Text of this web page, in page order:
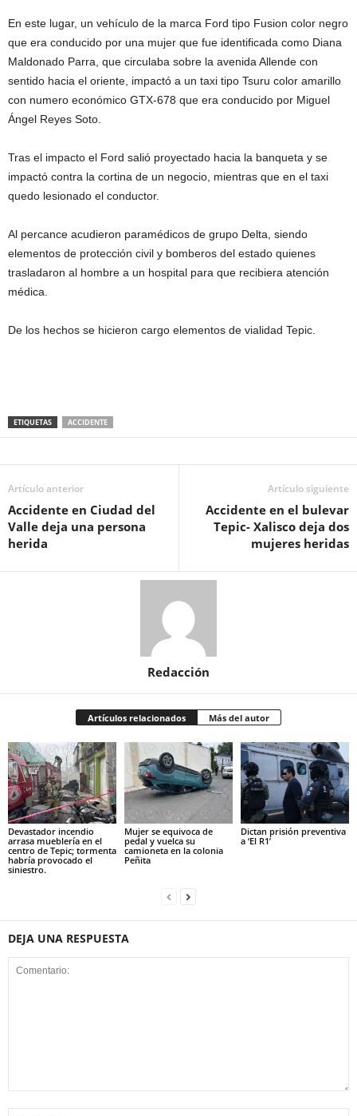
En este lugar, un vehículo de la marca Ford tipo Fusion color negro
que era conducido por una mujer que fue identificada como Diana
Maldonado Parra, que circulaba sobre la avenida Allende con
sentido hacia el oriente, impactó a un taxi tipo Tsuru color amarillo
con numero económico GTX-678 que era conducido por Miguel
Ángel Reyes Soto.
Tras el impacto el Ford salió proyectado hacia la banqueta y se
impactó contra la cortina de un negocio, mientras que en el taxi
quedo lesionado el conductor.
Al percance acudieron paramédicos de grupo Delta, siendo
elementos de protección civil y bomberos del estado quienes
trasladaron al hombre a un hospital para que recibiera atención
médica.
De los hechos se hicieron cargo elementos de vialidad Tepic.
ETIQUETAS ACCIDENTE
Artículo anterior
Accidente en Ciudad del
Valle deja una persona
herida
Artículo siguiente
Accidente en el bulevar
Tepic- Xalisco deja dos
mujeres heridas
Redacción
Artículos relacionados Más del autor
Devastador incendio
arrasa mueblería en el
centro de Tepic; tormenta
habría provocado el
siniestro.
Mujer se equivoca de
pedal y vuelca su
camioneta en la colonia
Peñita
Dictan prisión preventiva
a ‘El R1’
DEJA UNA RESPUESTA